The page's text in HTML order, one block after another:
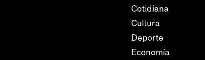
Cotidiana
Cultura
Deporte
Economía